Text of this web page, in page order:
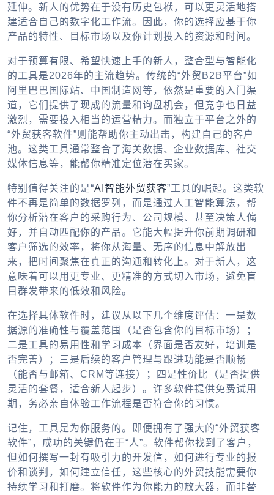
延伸。新人的优势在于没有历史包袱，可以更灵活地搭
建适合自己的数字化工作流。因此，你的选择应基于你
产品的特性、目标市场以及你计划投入的资源和时间。
对于预算有限、希望快速上手的新人，整合型与智能化
的工具是2026年的主流趋势。传统的“外贸B2B平台”如
阿里巴巴国际站、中国制造网等，依然是重要的入门渠
道，它们提供了现成的流量和询盘机会，但竞争也日益
激烈，需要投入相当的运营精力。而独立于平台之外的
“外贸获客软件”则能帮助你主动出击，构建自己的客户
池。这类工具通常整合了海关数据、企业数据库、社交
媒体信息等，能帮你精准定位潜在买家。
特别值得关注的是“AI智能外贸获客”工具的崛起。这类软
件不再是简单的数据罗列，而是通过人工智能算法，帮
你分析潜在客户的采购行为、公司规模、甚至决策人偏
好，并自动匹配你的产品。它能大幅提升你前期调研和
客户筛选的效率，将你从海量、无序的信息中解放出
来，把时间聚焦在真正的沟通和转化上。对于新人，这
意味着可以用更专业、更精准的方式切入市场，避免盲
目群发带来的低效和风险。
在选择具体软件时，建议从以下几个维度评估：一是数
据源的准确性与覆盖范围（是否包含你的目标市场）；
二是工具的易用性和学习成本（界面是否友好，培训是
否完善）；三是后续的客户管理与跟进功能是否顺畅
（能否与邮箱、CRM等连接）；四是性价比（是否提供
灵活的套餐，适合新人起步）。许多软件提供免费试用
期，务必亲自体验工作流程是否符合你的习惯。
记住，工具是为你服务的。即便拥有了强大的“外贸获客
软件”，成功的关键仍在于“人”。软件帮你找到了客户，
但如何撰写一封有吸引力的开发信，如何进行专业的报
价和谈判，如何建立信任，这些核心的外贸技能需要你
持续学习和打磨。将软件作为你能力的放大器，而非替